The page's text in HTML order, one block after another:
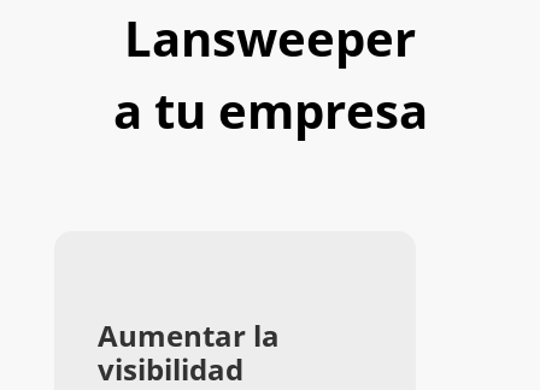
Lansweeper
a tu empresa
Aumentar la
visibilidad